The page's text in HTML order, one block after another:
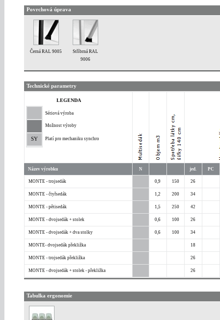
Povrchová úprava
Černá RAL 9005
Stříbrná RAL
9006
Technické parametry
LEGENDA
SY
Sériová výroba
Možnost výroby
Platí pro mechaniku synchro
Název výrobku N jed. PC
MONTE - trojsedák 0,9 150 26
MONTE - čtyřsedák 1,2 200 34
MONTE - pětisedák 1,5 250 42
MONTE - dvojsedák + stolek 0,6 100 26
MONTE - dvojsedák + dva stolky 0,6 100 34
MONTE- dvojsedák překližka 18
MONTE - trojsedák překližka 26
MONTE - dvojsedák + stolek - překližka 26
Tabulka ergonomie